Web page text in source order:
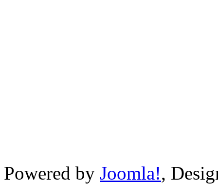
Powered by Joomla!,